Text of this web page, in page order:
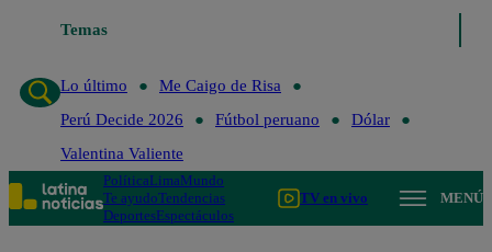
Temas
Lo último
Me Caigo de Risa
Perú Decide 2026
Fútbol peruano
Dólar
Valentina Valiente
PolíticaLimaMundo
Te ayudoTendencias
DeportesEspectáculos
TV en vivo MENÚ